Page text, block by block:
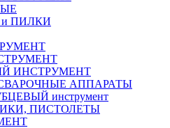
ПИЛКИ
ИНСТРУМЕНТ
АППАРАТЫ
инструмент
ПИСТОЛЕТЫ